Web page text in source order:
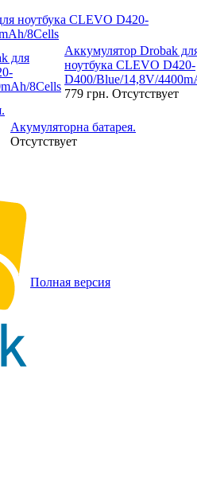
ноутбука CLEVO D420-
8Cells
Аккумулятор Drobak
ноутбука CLEVO D420-
D400/Blue/14,8V/
779 грн. Отсутствует
Акумуляторна батарея.
Отсутствует
Полная версия